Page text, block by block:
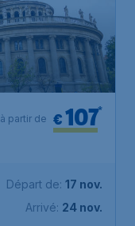
€107*
à partir de
Départ de: 17 nov.
Arrivé: 24 nov.